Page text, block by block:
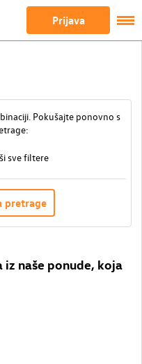
Prijava
Pokušajte ponovno s
sve filtere
pretrage
iz naše ponude, koja